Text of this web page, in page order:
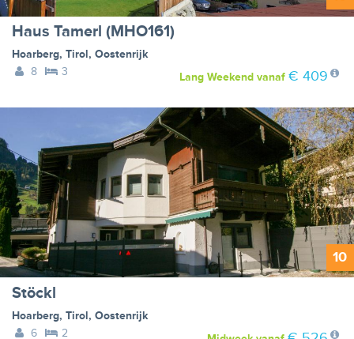
Haus Tamerl (MHO161)
Hoarberg, Tirol, Oostenrijk
8
3 Lang Weekendvanaf € 409
10
Stöckl
Hoarberg, Tirol, Oostenrijk
6
2